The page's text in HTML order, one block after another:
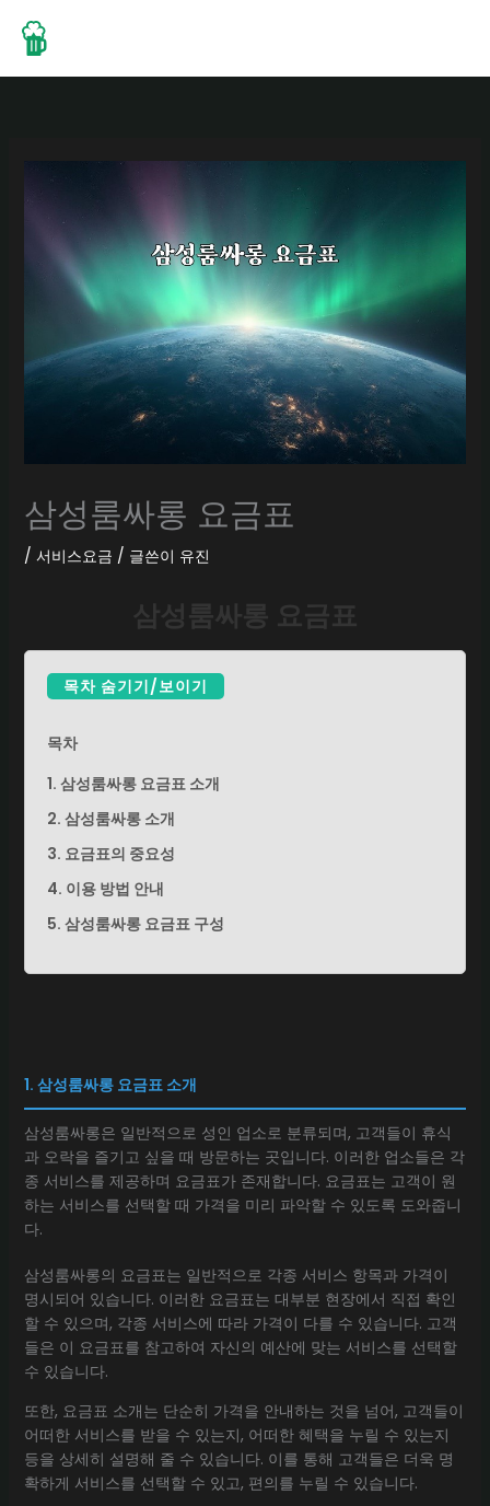
로
삼성룸싸롱 요금표
/ 서비스요금 / 글쓴이 유진
삼성룸싸롱 요금표
목차 숨기기/보이기
목차
1. 삼성룸싸롱 요금표 소개
2. 삼성룸싸롱 소개
3. 요금표의 중요성
4. 이용 방법 안내
5. 삼성룸싸롱 요금표 구성
1. 삼성룸싸롱 요금표 소개
삼성룸싸롱은 일반적으로 성인 업소로 분류되며, 고객들이 휴식
과 오락을 즐기고 싶을 때 방문하는 곳입니다. 이러한 업소들은 각
종 서비스를 제공하며 요금표가 존재합니다. 요금표는 고객이 원
하는 서비스를 선택할 때 가격을 미리 파악할 수 있도록 도와줍니
다.
삼성룸싸롱의 요금표는 일반적으로 각종 서비스 항목과 가격이
명시되어 있습니다. 이러한 요금표는 대부분 현장에서 직접 확인
할 수 있으며, 각종 서비스에 따라 가격이 다를 수 있습니다. 고객
들은 이 요금표를 참고하여 자신의 예산에 맞는 서비스를 선택할
수 있습니다.
또한, 요금표 소개는 단순히 가격을 안내하는 것을 넘어, 고객들이
어떠한 서비스를 받을 수 있는지, 어떠한 혜택을 누릴 수 있는지
등을 상세히 설명해 줄 수 있습니다. 이를 통해 고객들은 더욱 명
확하게 서비스를 선택할 수 있고, 편의를 누릴 수 있습니다.